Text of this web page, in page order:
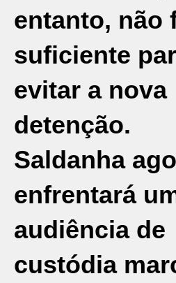
entanto, não
suficiente
evitar a nova
detenção.
Saldanha
enfrentará
audiência de
custódia